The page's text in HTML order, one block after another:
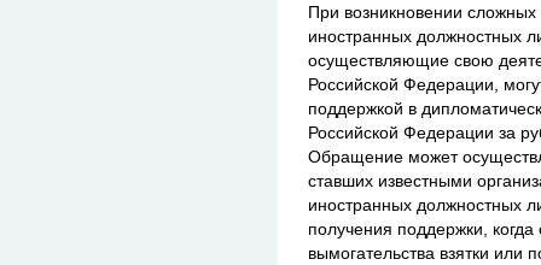
При возникновении
иностранных должностных
осуществляющие свою
Российской Федерации,
поддержкой в
Российской Федерации за
Обращение может
ставших известными
иностранных должностных
получения поддержки,
вымогательства взятки или